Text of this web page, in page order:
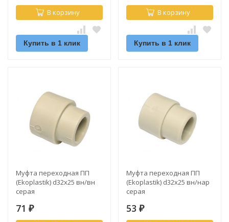
В корзину
Купить в 1 клик
В корзину
Купить в 1 клик
Муфта переходная ПП
(Ekoplastik) d32х25 вн/вн
серая
71 ₽
Муфта переходная ПП
(Ekoplastik) d32х25 вн/нар
серая
53 ₽